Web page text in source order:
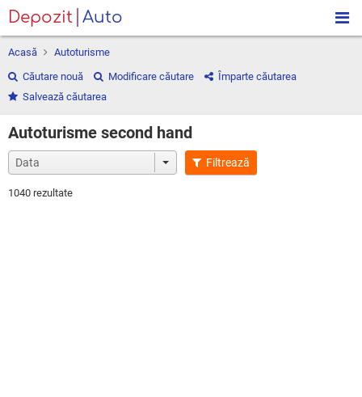
Depozit Auto
Acasă
Autoturisme
Căutare nouă
Modificare căutare
Împarte căutarea
Salvează căutarea
Autoturisme second hand
Filtrează
1040 rezultate